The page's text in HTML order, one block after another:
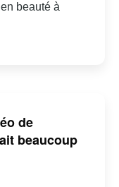
beauté à
de
beaucoup